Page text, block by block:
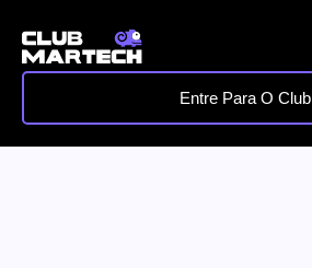
Entre Para O Club